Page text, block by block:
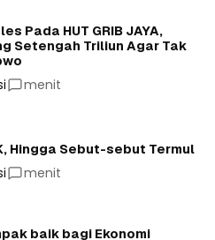
Pada HUT GRIB JAYA,
Setengah Triliun Agar Tak
menit
Hingga Sebut-sebut Termul
menit
baik bagi Ekonomi